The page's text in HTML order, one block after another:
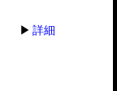
詳細